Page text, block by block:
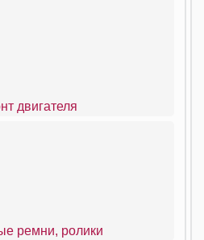
двигателя
ремни, ролики